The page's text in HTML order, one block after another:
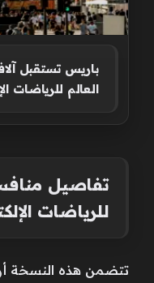
باريس تستقبل
العالم للرياضات
تفاصيل
للرياضات
تتضمن هذه النسخة